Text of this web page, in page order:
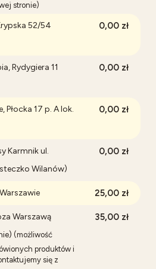
stronie)
52/54
0,00 zł
Rydygiera 11
0,00 zł
Płocka 17 p. A lok.
0,00 zł
Karmnik ul.
Wilanów)
0,00 zł
25,00 zł
Warszawą
(możliwość
produktów i
się z
35,00 zł